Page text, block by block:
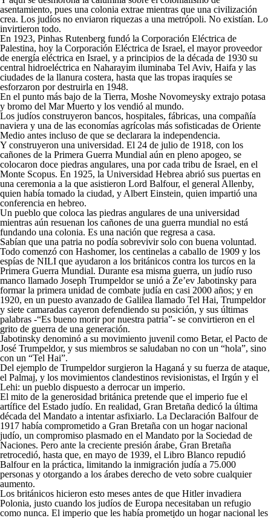
asentamiento, pues una colonia extrae mientras que una civilización
crea. Los judíos no enviaron riquezas a una metrópoli. No existían. Lo
invirtieron todo.
En 1923, Pinhas Rutenberg fundó la Corporación Eléctrica de
Palestina, hoy la Corporación Eléctrica de Israel, el mayor proveedor
de energía eléctrica en Israel, y a principios de la década de 1930 su
central hidroeléctrica en Naharayim iluminaba Tel Aviv, Haifa y las
ciudades de la llanura costera, hasta que las tropas iraquíes se
esforzaron por destruirla en 1948.
En el punto más bajo de la Tierra, Moshe Novomeysky extrajo potasa
y bromo del Mar Muerto y los vendió al mundo.
Los judíos construyeron bancos, hospitales, fábricas, una compañía
naviera y una de las economías agrícolas más sofisticadas de Oriente
Medio antes incluso de que se declarara la independencia.
Y construyeron una universidad. El 24 de julio de 1918, con los
cañones de la Primera Guerra Mundial aún en pleno apogeo, se
colocaron doce piedras angulares, una por cada tribu de Israel, en el
Monte Scopus. En 1925, la Universidad Hebrea abrió sus puertas en
una ceremonia a la que asistieron Lord Balfour, el general Allenby,
quien había tomado la ciudad, y Albert Einstein, quien impartió una
conferencia en hebreo.
Un pueblo que coloca las piedras angulares de una universidad
mientras aún resuenan los cañones de una guerra mundial no está
fundando una colonia. Es una nación que regresa a casa.
Sabían que una patria no podía sobrevivir solo con buena voluntad.
Todo comenzó con Hashomer, los centinelas a caballo de 1909 y los
espías de NILI que ayudaron a los británicos contra los turcos en la
Primera Guerra Mundial. Durante esa misma guerra, un judío ruso
manco llamado Joseph Trumpeldor se unió a Ze’ev Jabotinsky para
formar la primera unidad de combate judía en casi 2000 años; y en
1920, en un puesto avanzado de Galilea llamado Tel Hai, Trumpeldor
y siete camaradas cayeron defendiendo su posición, y sus últimas
palabras -“Es bueno morir por nuestra patria”- se convirtieron en el
grito de guerra de una generación.
Jabotinsky denominó a su movimiento juvenil como Betar, el Pacto de
José Trumpeldor, y sus miembros se saludaban no con un “hola”, sino
con un “Tel Hai”.
Del ejemplo de Trumpeldor surgieron la Haganá y su fuerza de ataque,
el Palmaj, y los movimientos clandestinos revisionistas, el Irgún y el
Lehi: un pueblo dispuesto a derrocar un imperio.
El mito de la generosidad británica pretende que el imperio fue el
artífice del Estado judío. En realidad, Gran Bretaña dedicó la última
década del Mandato a intentar asfixiarlo. La Declaración Balfour de
1917 había comprometido a Gran Bretaña con un hogar nacional
judío, un compromiso plasmado en el Mandato por la Sociedad de
Naciones. Pero ante la creciente presión árabe, Gran Bretaña
retrocedió, hasta que, en mayo de 1939, el Libro Blanco repudió
Balfour en la práctica, limitando la inmigración judía a 75.000
personas y otorgando a los árabes derecho de veto sobre cualquier
aumento.
Los británicos hicieron esto meses antes de que Hitler invadiera
Polonia, justo cuando los judíos de Europa necesitaban un refugio
como nunca. El imperio que les había prometido un hogar nacional les